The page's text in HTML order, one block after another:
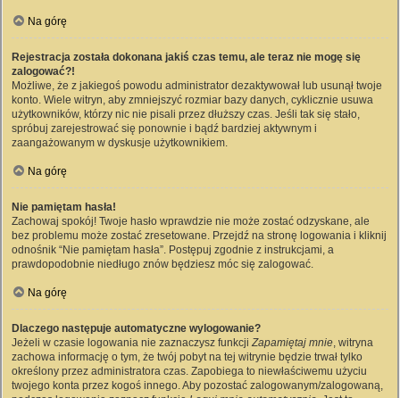
Na górę
Rejestracja została dokonana jakiś czas temu, ale teraz nie mogę się
zalogować?!
Możliwe, że z jakiegoś powodu administrator dezaktywował lub usunął twoje
konto. Wiele witryn, aby zmniejszyć rozmiar bazy danych, cyklicznie usuwa
użytkowników, którzy nic nie pisali przez dłuższy czas. Jeśli tak się stało,
spróbuj zarejestrować się ponownie i bądź bardziej aktywnym i
zaangażowanym w dyskusje użytkownikiem.
Na górę
Nie pamiętam hasła!
Zachowaj spokój! Twoje hasło wprawdzie nie może zostać odzyskane, ale
bez problemu może zostać zresetowane. Przejdź na stronę logowania i kliknij
odnośnik “Nie pamiętam hasła”. Postępuj zgodnie z instrukcjami, a
prawdopodobnie niedługo znów będziesz móc się zalogować.
Na górę
Dlaczego następuje automatyczne wylogowanie?
Jeżeli w czasie logowania nie zaznaczysz funkcjiZapamiętaj mnie, witryna
zachowa informację o tym, że twój pobyt na tej witrynie będzie trwał tylko
określony przez administratora czas. Zapobiega to niewłaściwemu użyciu
twojego konta przez kogoś innego. Aby pozostać zalogowanym/zalogowaną,